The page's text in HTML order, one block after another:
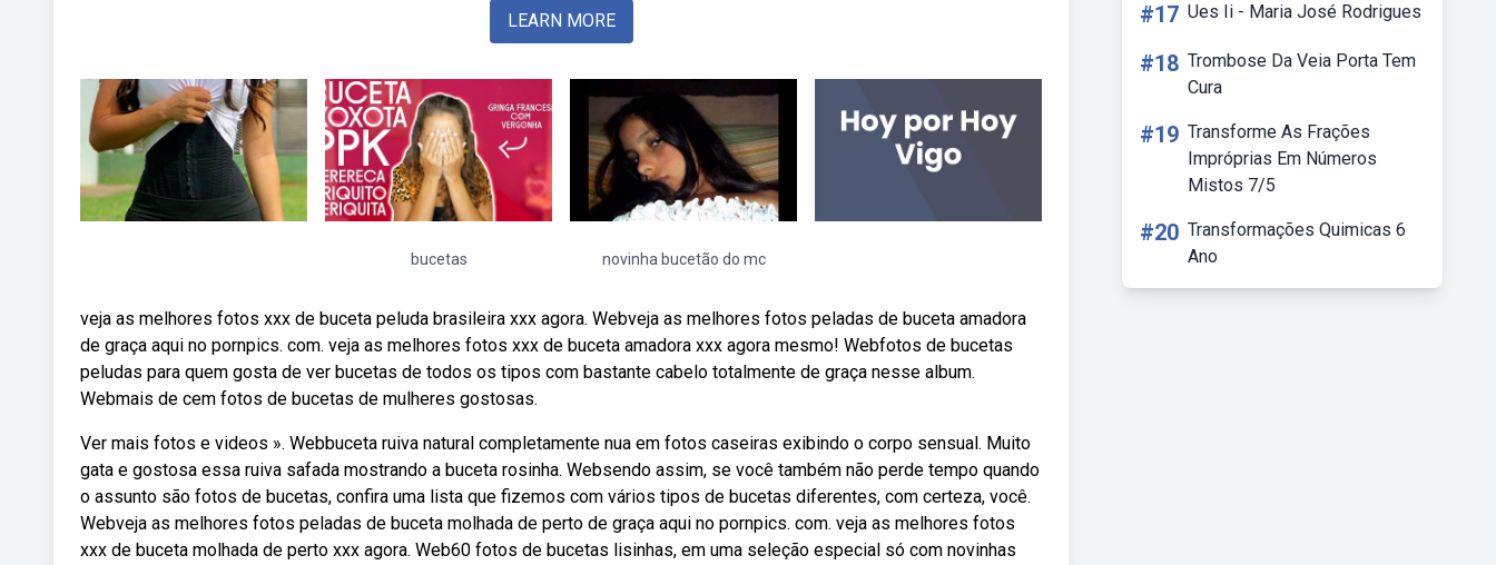
LEARN MORE
bucetas novinha bucetão do mc
️veja as melhores fotos xxx de buceta peluda brasileira xxx agora. Webveja as melhores fotos peladas de buceta amadora
de graça aqui no pornpics. com. ️veja as melhores fotos xxx de buceta amadora xxx agora mesmo! Webfotos de bucetas
peludas para quem gosta de ver bucetas de todos os tipos com bastante cabelo totalmente de graça nesse album.
Webmais de cem fotos de bucetas de mulheres gostosas.
Ver mais fotos e videos ». Webbuceta ruiva natural completamente nua em fotos caseiras exibindo o corpo sensual. Muito
gata e gostosa essa ruiva safada mostrando a buceta rosinha. Websendo assim, se você também não perde tempo quando
o assunto são fotos de bucetas, confira uma lista que fizemos com vários tipos de bucetas diferentes, com certeza, você.
Webveja as melhores fotos peladas de buceta molhada de perto de graça aqui no pornpics. com. ️veja as melhores fotos
xxx de buceta molhada de perto xxx agora. Web60 fotos de bucetas lisinhas, em uma seleção especial só com novinhas
#17 Ues Ii - Maria José Rodrigues
#18 Trombose Da Veia Porta Tem
Cura
#19 Transforme As Frações
Impróprias Em Números
Mistos 7/5
#20 Transformações Quimicas 6
Ano